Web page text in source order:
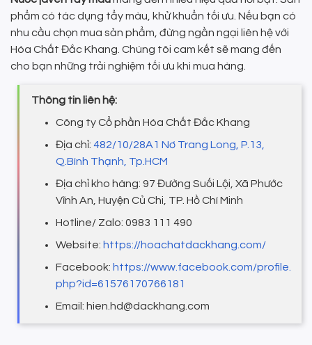
phẩm có tác dụng tẩy màu, khử khuẩn tối ưu. Nếu bạn có
nhu cầu chọn mua sản phẩm, đừng ngần ngại liên hệ với
Hóa Chất Đắc Khang. Chúng tôi cam kết sẽ mang đến
cho bạn những trải nghiệm tối ưu khi mua hàng.
Thông tin liên hệ:
Công ty Cổ phần Hóa Chất Đắc Khang
Địa chỉ: 482/10/28A1 Nơ Trang Long, P.13,
Q.Bình Thạnh, Tp.HCM
Địa chỉ kho hàng: 97 Đường Suối Lội, Xã Phước
Vĩnh An, Huyện Củ Chi, TP. Hồ Chí Minh
Hotline/ Zalo: 0983 111 490
Website: https://hoachatdackhang.com/
Facebook: https://www.facebook.com/profile.
php?id=61576170766181
Email: hien.hd@dackhang.com